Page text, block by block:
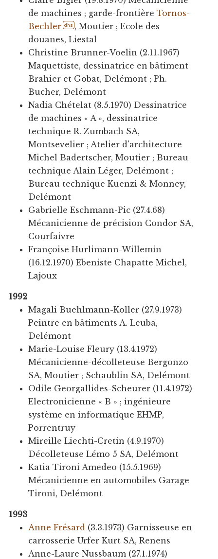
de machines ; garde-frontière Tornos-
Bechler
dhs , Moutier ; Ecole des
douanes, Liestal
Christine Brunner-Voelin (2.11.1967)
Maquettiste, dessinatrice en bâtiment
Brahier et Gobat, Delémont ; Ph.
Bucher, Delémont
Nadia Chételat (8.5.1970) Dessinatrice
de machines « A », dessinatrice
technique R. Zumbach SA,
Montsevelier ; Atelier d'architecture
Michel Badertscher, Moutier ; Bureau
technique Alain Léger, Delémont ;
Bureau technique Kuenzi & Monney,
Delémont
Gabrielle Eschmann-Pic (27.4.68)
Mécanicienne de précision Condor SA,
Courfaivre
Françoise Hurlimann-Willemin
(16.12.1970) Ebeniste Chapatte Michel,
Lajoux
1992
Magali Buehlmann-Koller (27.9.1973)
Peintre en bâtiments A. Leuba,
Delémont
Marie-Louise Fleury (13.4.1972)
Mécanicienne-décolleteuse Bergonzo
SA, Moutier ; Schaublin SA, Delémont
Odile Georgallides-Scheurer (11.4.1972)
Electronicienne « B » ; ingénieure
système en informatique EHMP,
Porrentruy
Mireille Liechti-Cretin (4.9.1970)
Décolleteuse Lémo 5 SA, Delémont
Katia Tironi Amedeo (15.5.1969)
Mécanicienne en automobiles Garage
Tironi, Delémont
1993
Anne Frésard (3.3.1973) Garnisseuse en
carrosserie Urfer Kurt SA, Renens
Anne-Laure Nussbaum (27.1.1974)